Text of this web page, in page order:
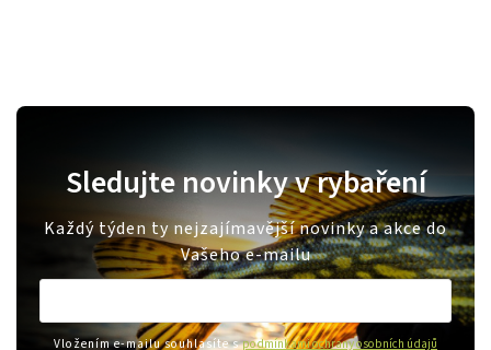
Sledujte novinky v rybaření
Každý týden ty nejzajímavější novinky a akce do
Vašeho e-mailu
Vložením e-mailu souhlasíte spodmínkami ochrany osobních údajů